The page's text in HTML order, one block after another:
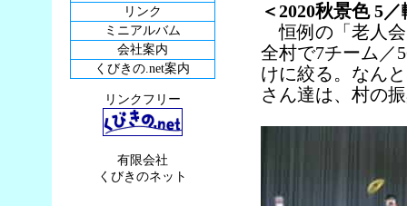
リンク
ミニアルバム
会社案内
くびきの.net案内
リンクフリー
有限会社
くびきのネット
＜2020秋景色 5
恒例の「老人会
全村で7チーム／
けに絞る。なん
さん達は、村の